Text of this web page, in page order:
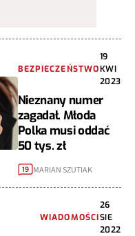
BEZPIECZEŃSTWO
19
KWI
2023
Nieznany numer
zagadał. Młoda
Polka musi oddać
50 tys. zł
19 MARIAN SZUTIAK
WIADOMOŚCI
26
SIE
2022